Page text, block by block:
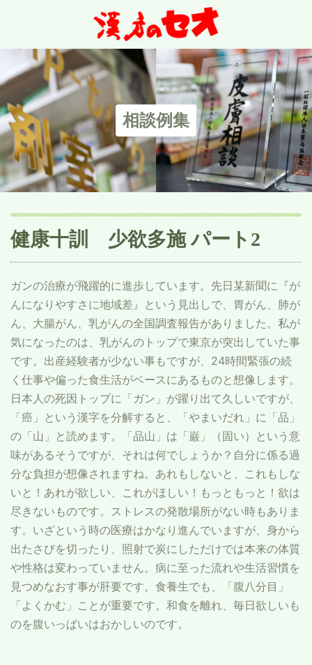
相談例集
健康十訓 少欲多施 パート2
ガンの治療が飛躍的に進歩しています。先日某新聞に『が
んになりやすさに地域差』という見出しで、胃がん、肺が
ん、大腸がん、乳がんの全国調査報告がありました。私が
気になったのは、乳がんのトップで東京が突出していた事
です。出産経験者が少ない事もですが、24時間緊張の続
く仕事や偏った食生活がベースにあるものと想像します。
日本人の死因トップに「ガン」が躍り出て久しいですが、
「癌」という漢字を分解すると、「やまいだれ」に「品」
の「山」と読めます。「品山」は「巌」（固い）という意
味があるそうですが、それは何でしょうか？自分に係る過
分な負担が想像されますね。あれもしないと、これもしな
いと！あれが欲しい、これがほしい！もっともっと！欲は
尽きないものです。ストレスの発散場所がない時もありま
す。いざという時の医療はかなり進んでいますが、身から
出たさびを切ったり、照射で炭にしただけでは本来の体質
や性格は変わっていません。病に至った流れや生活習慣を
見つめなおす事が肝要です。食養生でも、「腹八分目」
「よくかむ」ことが重要です。和食を離れ、毎日欲しいも
のを腹いっぱいはおかしいのです。